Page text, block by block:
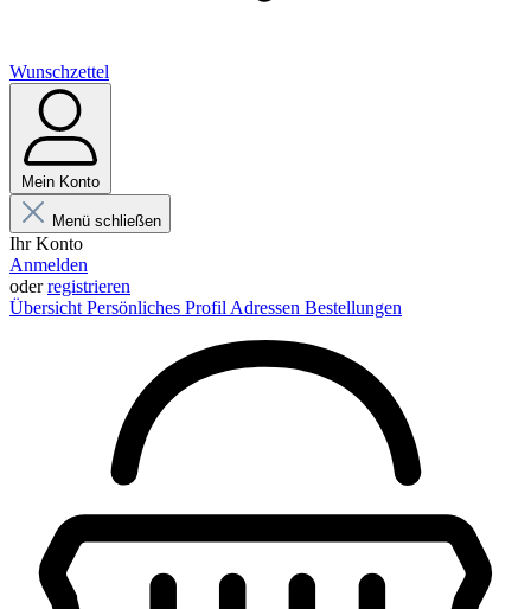
Wunschzettel
Mein Konto
Menü schließen
Ihr Konto
Anmelden
oderregistrieren
Übersicht Persönliches Profil Adressen Bestellungen